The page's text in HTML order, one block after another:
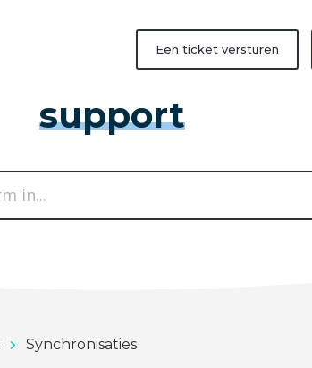
Een ticket versturen
support
Synchronisaties